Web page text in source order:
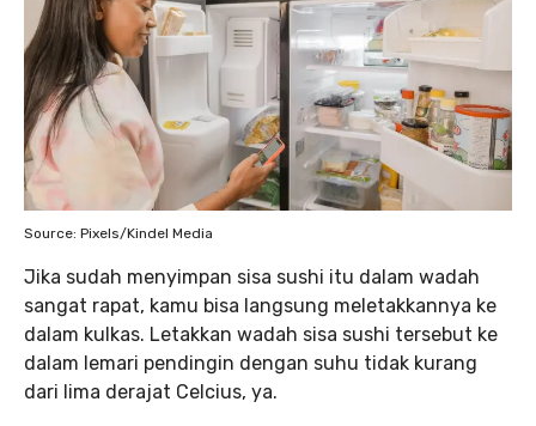
Source: Pixels/Kindel Media
Jika sudah menyimpan sisa sushi itu dalam wadah
sangat rapat, kamu bisa langsung meletakkannya ke
dalam kulkas. Letakkan wadah sisa sushi tersebut ke
dalam lemari pendingin dengan suhu tidak kurang
dari lima derajat Celcius, ya.